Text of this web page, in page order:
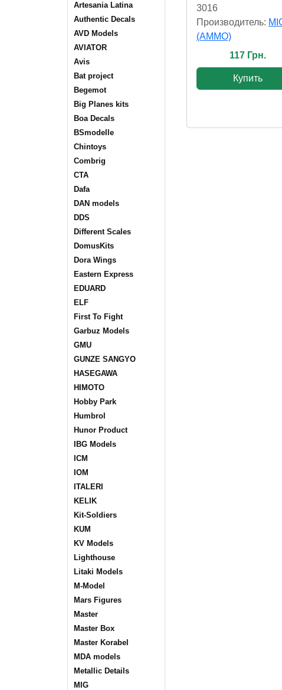
Artesania Latina
Authentic Decals
AVD Models
AVIATOR
Avis
Bat project
Begemot
Big Planes kits
Boa Decals
BSmodelle
Chintoys
Combrig
CTA
Dafa
DAN models
DDS
Different Scales
DomusKits
Dora Wings
Eastern Express
EDUARD
ELF
First To Fight
Garbuz Models
GMU
GUNZE SANGYO
HASEGAWA
HIMOTO
Hobby Park
Humbrol
Hunor Product
IBG Models
ICM
IOM
ITALERI
KELIK
Kit-Soldiers
KUM
KV Models
Lighthouse
Litaki Models
M-Model
Mars Figures
Master
Master Box
Master Korabel
MDA models
Metallic Details
MIG
3016
Производитель:
(AMMO)
117 Грн.
Купить